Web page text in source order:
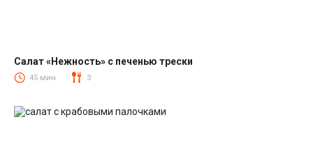
Салаты из печени трески
Салат «Нежность» с печенью трески
45 мин. 3